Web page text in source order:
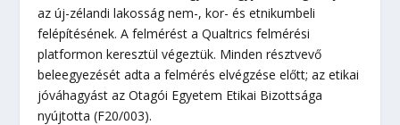
az új-zélandi lakosság nem-, kor- és etnikumbeli
felépítésének. A felmérést a Qualtrics felmérési
platformon keresztül végeztük. Minden résztvevő
beleegyezését adta a felmérés elvégzése előtt; az etikai
jóváhagyást az Otagói Egyetem Etikai Bizottsága
nyújtotta (F20/003).